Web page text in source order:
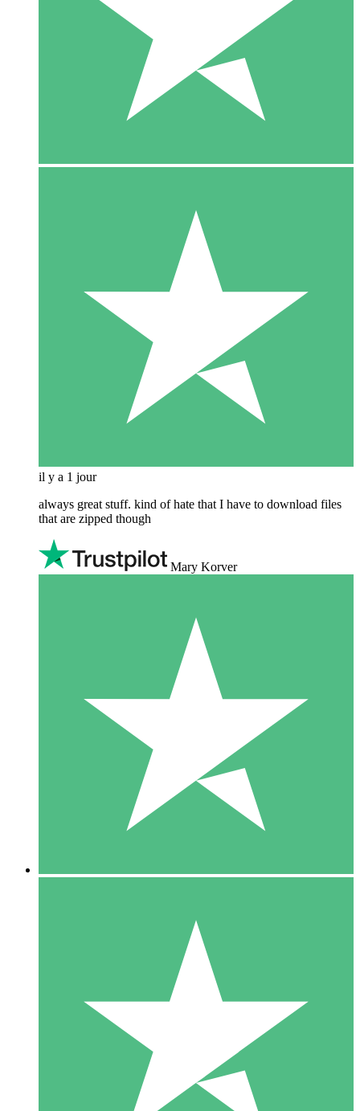
il y a 1 jour
always great stuff. kind of hate that I have to download files
that are zipped though
Mary Korver